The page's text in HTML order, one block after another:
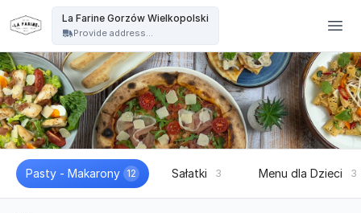
La Farine Gorzów Wielkopolski
Provide address...
Pasty - Makarony 12 Sałatki 3 Menu dla Dzieci 3